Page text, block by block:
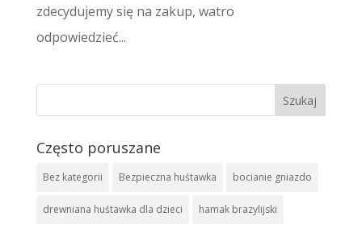
zdecydujemy się na zakup, watro
odpowiedzieć...
Często poruszane
Bez kategorii Bezpieczna huśtawka bocianie gniazdo
drewniana huśtawka dla dzieci hamak brazylijski